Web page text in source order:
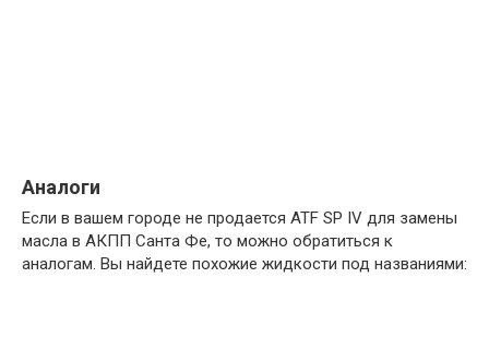
Аналоги
Если в вашем городе не продается ATF SP IV для замены
масла в АКПП Санта Фе, то можно обратиться к
аналогам. Вы найдете похожие жидкости под названиями: